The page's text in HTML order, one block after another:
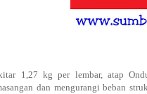
1,27 kg per lembar, atap
dan mengurangi beban